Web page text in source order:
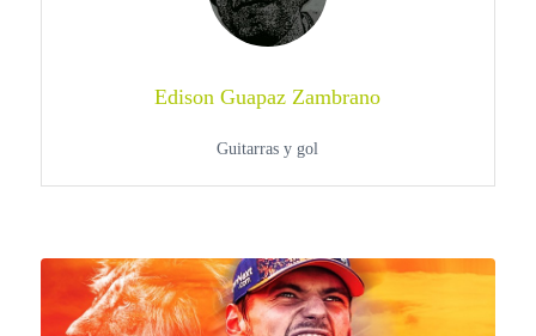
Edison Guapaz Zambrano
Guitarras y gol